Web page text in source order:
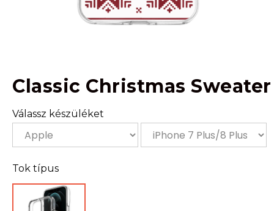
Classic Christmas Sweater
Válassz készüléket
Tok típus